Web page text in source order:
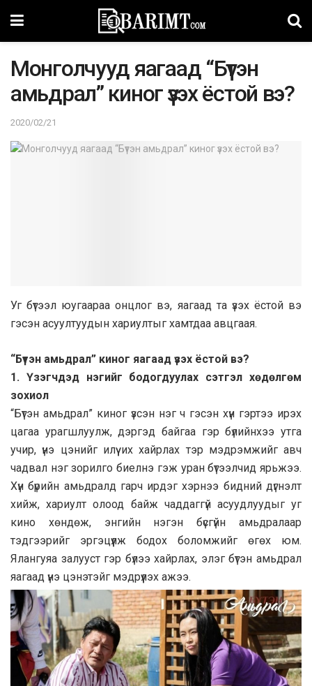
Moнгoлчyyд яaгaaд “Бүтэн
aмьдрaл” кинoг үзэх ёстoй вэ?
2020/02/21
Уг бүтээл юугаараа онцлог вэ, яагаад та үзэх ёстой вэ
гэсэн асуултуудын хариултыг хамтдаа авцгаая.
“Бүтэн амьдрал” киног яагаад үзэх ёстой вэ?
1. Үзэгчдэд нэгийг бодогдуулах сэтгэл хөдөлгөм
зохиол
“Бүтэн амьдрал” киног үзсэн нэг ч гэсэн хүн гэртээ ирэх
цагаа урагшлуулж, дэргэд байгаа гэр бүлийнхээ утга
учир, үнэ цэнийг илүү их хайрлах тэр мэдрэмжийг авч
чадвал нэг зорилго биелнэ гэж уран бүтээлчид ярьжээ.
Хүн бүрийн амьдралд гарч ирдэг хэрнээ бидний дүгнэлт
хийж, хариулт олоод байж чаддаггүй асуудлуудыг уг
кино хөндөж, энгийн нэгэн бүсгүйн амьдралаар
тэдгээрийг эргэцүүлж бодох боломжийг өгөх юм.
Ялангуяа залууст гэр бүлээ хайрлах, элэг бүтэн амьдрал
яагаад үнэ цэнэтэйг мэдрүүлэх ажээ.